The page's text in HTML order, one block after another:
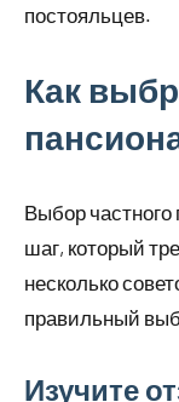
постояльцев.
Как
Выбор частного
шаг, который
несколько
правильный
Изучите